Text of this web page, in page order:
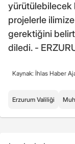
yürütülebilecek
projelerle
gerektiğini
diledi. -
Kaynak: İhlas Haber
Erzurum Valiliği